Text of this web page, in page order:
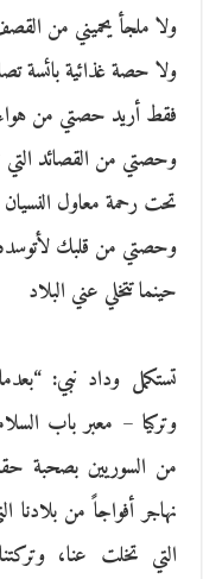
ولا ملجأ يحميني من
ولا حصة‮ ‬غذائية بائسة
فقط أريد حصتي من
وحصتي من القصائد التي
تحت رحمة معاول النسيان
وحصتي من قلبك
حينما تتخلي عني البلاد
تستكمل وداد نبي‮:
وتركيا‮ – ‬معبر باب
من السوريين بصحبة
نهاجر أفواجاً‮ ‬من بلادنا
التي تخلت عنا،‮